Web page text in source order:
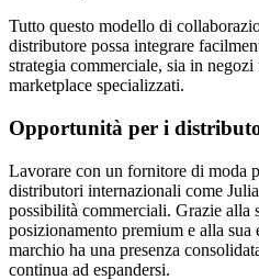
Tutto questo modello di
distributore possa integrare
strategia commerciale, sia in
marketplace specializzati.
Opportunità per i
Lavorare con un fornitore di moda
distributori internazionali come
possibilità commerciali. Grazie alla
posizionamento premium e alla sua
marchio ha una presenza
continua ad espandersi.